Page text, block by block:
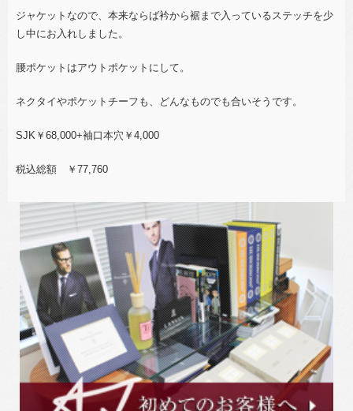
ジャケットなので、本来ならば衿から裾まで入っているステッチを少
し中にお入れしました。
腰ポケットはアウトポケットにして。
ネクタイやポケットチーフも、どんなものでも合いそうです。
SJK￥68,000+袖口本穴￥4,000
税込総額 ￥77,760